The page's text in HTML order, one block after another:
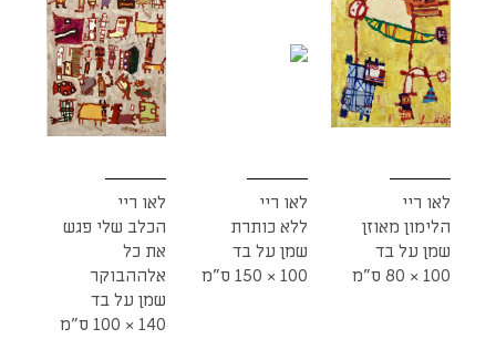
לאו ריי
הלימון מאוזן
שמן על בד
100 × 80 ס"מ
לאו ריי
ללא כותרת
שמן על בד
100 × 150 ס"מ
לאו ריי
הכלב שלי פגש
את כל
אלההבוקר
שמן על בד
140 × 100 ס"מ